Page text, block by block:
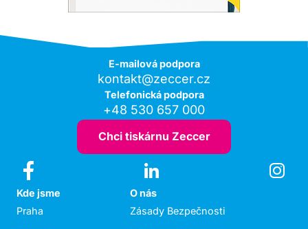
E-mailová podpora
kontakt@zeccer.cz
Telefonická podpora
+48 530 657 000
Chci tiskárnu Zeccer
Kde jsme
Praha
O nás
Zásady Bezpečnosti